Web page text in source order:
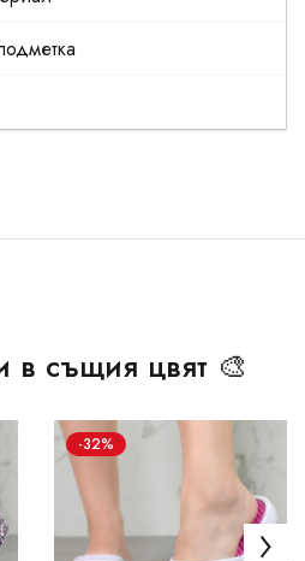
същия цвят 🎨
-32%